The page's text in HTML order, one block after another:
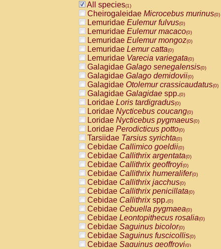
All species(1)
Cheirogaleidae Microcebus murinus(0)
Lemuridae Eulemur fulvus(0)
Lemuridae Eulemur macaco(0)
Lemuridae Eulemur mongoz(0)
Lemuridae Lemur catta(0)
Lemuridae Varecia variegata(0)
Galagidae Galago senegalensis(0)
Galagidae Galago demidovii(0)
Galagidae Otolemur crassicaudatus(0)
Galagidae Galagidae spp.(0)
Loridae Loris tardigradus(0)
Loridae Nycticebus coucang(0)
Loridae Nycticebus pygmaeus(0)
Loridae Perodicticus potto(0)
Tarsiidae Tarsius syrichta(0)
Cebidae Callimico goeldii(0)
Cebidae Callithrix argentata(0)
Cebidae Callithrix geoffroyi(0)
Cebidae Callithrix humeralifer(0)
Cebidae Callithrix jacchus(0)
Cebidae Callithrix penicillata(0)
Cebidae Callithrixspp.(0)
Cebidae Cebuella pygmaea(0)
Cebidae Leontopithecus rosalia(0)
Cebidae Saguinus bicolor(0)
Cebidae Saguinus fuscicollis(0)
Cebidae Saguinus geoffroyi(0)